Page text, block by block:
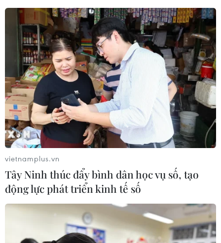
TIN CÙNG CHUYÊN MỤC
Campuchia nỗ lực bảo tồn động vật
hoang dã trước nguy cơ tuyệt chủng
Áp thấp nhiệt đới trên vịnh Bắc Bộ sẽ
gây ảnh hưởng thế nào tới Việt Nam?
vietnamplus.vn
Tây Ninh thúc đẩy bình dân học vụ số, tạo
động lực phát triển kinh tế số